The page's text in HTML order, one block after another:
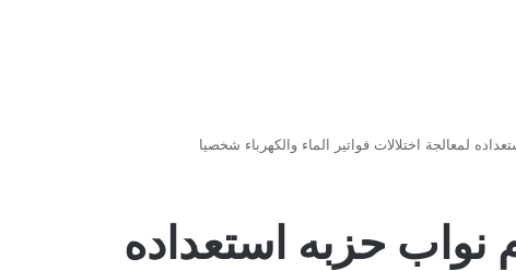
لمعالجة اختلالات فواتير الماء والكهرباء شخصيا
نواب حزبه استعداده